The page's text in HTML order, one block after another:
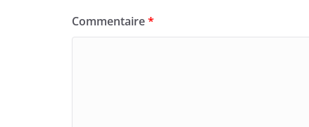
Commentaire*